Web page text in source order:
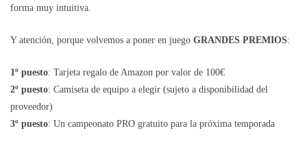
forma muy intuitiva.
Y atención, porque volvemos a poner en juego GRANDES PREMIOS:
1º puesto: Tarjeta regalo de Amazon por valor de 100€
2º puesto: Camiseta de equipo a elegir (sujeto a disponibilidad del
proveedor)
3º puesto: Un campeonato PRO gratuito para la próxima temporada